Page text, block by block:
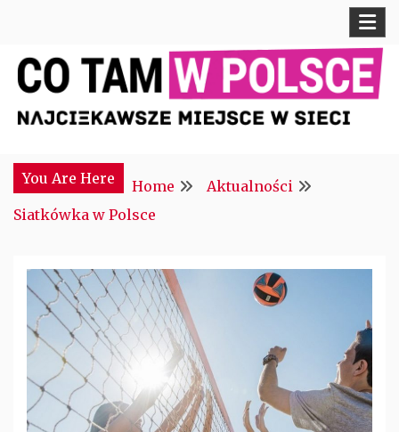
content
CTM POLONIA
You Are Here
Home
Aktualności
Siatkówka w Polsce